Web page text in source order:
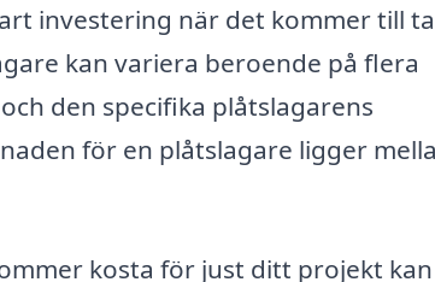
investering när det kommer till
kan variera beroende på flera
den specifika plåtslagarens
för en plåtslagare ligger
kosta för just ditt projekt